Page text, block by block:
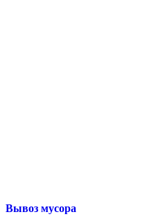
Вывоз мусора